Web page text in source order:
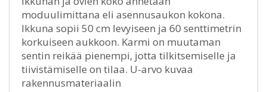
moduulimittana eli asennusaukon kokona.
Ikkuna sopii 50 cm levyiseen ja 60 senttimetrin
korkuiseen aukkoon. Karmi on muutaman
sentin reikää pienempi, jotta tilkitsemiselle ja
tiivistämiselle on tilaa. U-arvo kuvaa
rakennusmateriaalin